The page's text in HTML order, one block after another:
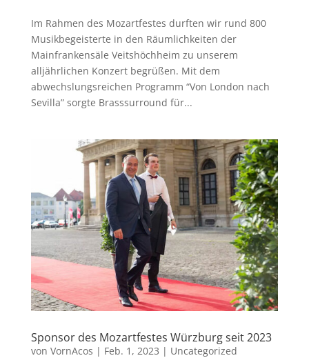
Im Rahmen des Mozartfestes durften wir rund 800
Musikbegeisterte in den Räumlichkeiten der
Mainfrankensäle Veitshöchheim zu unserem
alljährlichen Konzert begrüßen. Mit dem
abwechslungsreichen Programm “Von London nach
Sevilla” sorgte Brasssurround für...
Sponsor des Mozartfestes Würzburg seit 2023
von VornAcos | Feb. 1, 2023 | Uncategorized